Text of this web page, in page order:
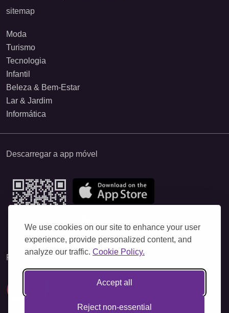
We use cookies on our site to enhance your user
experience, provide personalized content, and
analyze our traffic. Cookie Policy.
Accept all
Reject non-essential
sitemap
Moda
Turismo
Tecnologia
Infantil
Beleza & Bem-Estar
Lar & Jardim
Informática
Descarregar a app móvel
Follow Us